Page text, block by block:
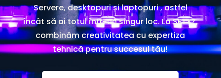
Servere, desktopuri și laptopuri , astfel
încât să ai totul într-un singur loc. La SETYZ,
combinăm creativitatea cu expertiza
tehnică pentru succesul tău!